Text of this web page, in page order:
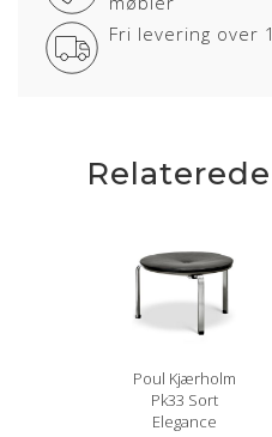
Fri levering over
Poul Kjærholm
Pk33 Sort
Elegance